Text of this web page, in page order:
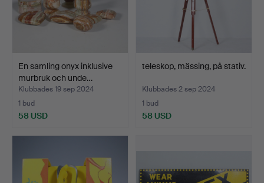
En samling onyx inklusive
murbruk och unde…
Klubbades 19 sep 2024
1 bud
58 USD
teleskop, mässing, på stativ.
Klubbades 2 sep 2024
1 bud
58 USD